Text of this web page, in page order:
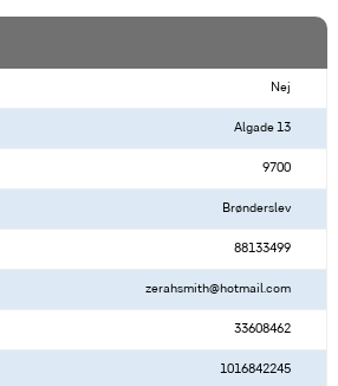
Nej
Algade 13
9700
Brønderslev
88133499
zerahsmith@hotmail.com
33608462
1016842245